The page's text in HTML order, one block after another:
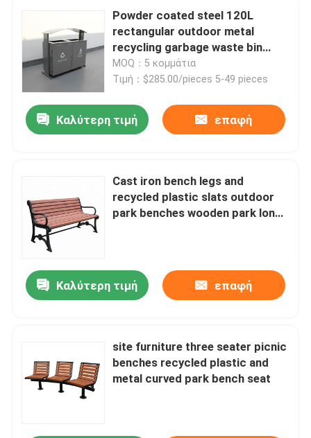
Powder coated steel 120L
rectangular outdoor metal
recycling garbage waste bin
outdoor furniture street
garbage bins
MOQ：5 κομμάτια
Τιμή：$285.00/pieces 5-49 pieces
Καλύτερη τιμή επαφή
Cast iron bench legs and
recycled plastic slats outdoor
park benches wooden park long
Καλύτερη τιμή επαφή
site furniture three seater picnic
benches recycled plastic and
metal curved park bench seat